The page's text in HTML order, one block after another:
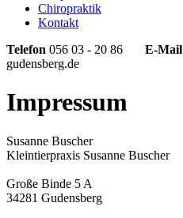
Chiropraktik
Kontakt
Telefon 056 03 - 20 86 E-Mail
gudensberg.de
Impressum
Susanne Buscher
Kleintierpraxis Susanne Buscher
Große Binde 5 A
34281 Gudensberg